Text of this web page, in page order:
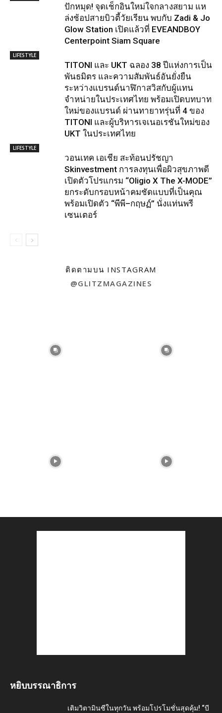
ปักหมุด! จุดเช็กอินใหม่ใจกลางสยาม แห
ล่งช้อปสายบิวตี้วัยเรียน พบกับ Zadi & Jo
Glow Station เปิดแล้วที่ EVEANDBOY
Centerpoint Siam Square
LIFESTYLE
TITONI และ UKT ฉลอง 38 ปีแห่งการเป็น
พันธมิตร และความสัมพันธ์อันยั่งยืน
ระหว่างแบรนด์นาฬิกาสวิสกับผู้แทน
จำหน่ายในประเทศไทย พร้อมเปิดบทบาท
ใหม่ของแบรนด์ ผ่านทายาทรุ่นที่ 4 ของ
TITONI และผู้บริหารเจเนอเรชันใหม่ของ
UKT ในประเทศไทย
LIFESTYLE
วอนเทค เอเชีย สะท้อนปรัชญา
Skinvestment การลงทุนเพื่อผิวสุขภาพดี
เปิดตัวโปรแกรม “Oligio X The X-MODE”
ยกระดับกรอบหน้าคมชัดแบบที่เป็นคุณ
พร้อมเปิดตัว “พีพี–กฤษฏ์” นั่งแท่นพรี
เซนเตอร์
ติดตามบน INSTAGRAM
@GLITZMAGAZINES
หยิบบรรณาธิการ
เติมวิตามินซีในทุกวัน พร้อมโปรโมชั่นสุดคุ้ม! “บี